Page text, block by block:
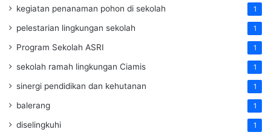
kegiatan penanaman pohon di sekolah 1
pelestarian lingkungan sekolah 1
Program Sekolah ASRI 1
sekolah ramah lingkungan Ciamis 1
sinergi pendidikan dan kehutanan 1
balerang 1
diselingkuhi 1